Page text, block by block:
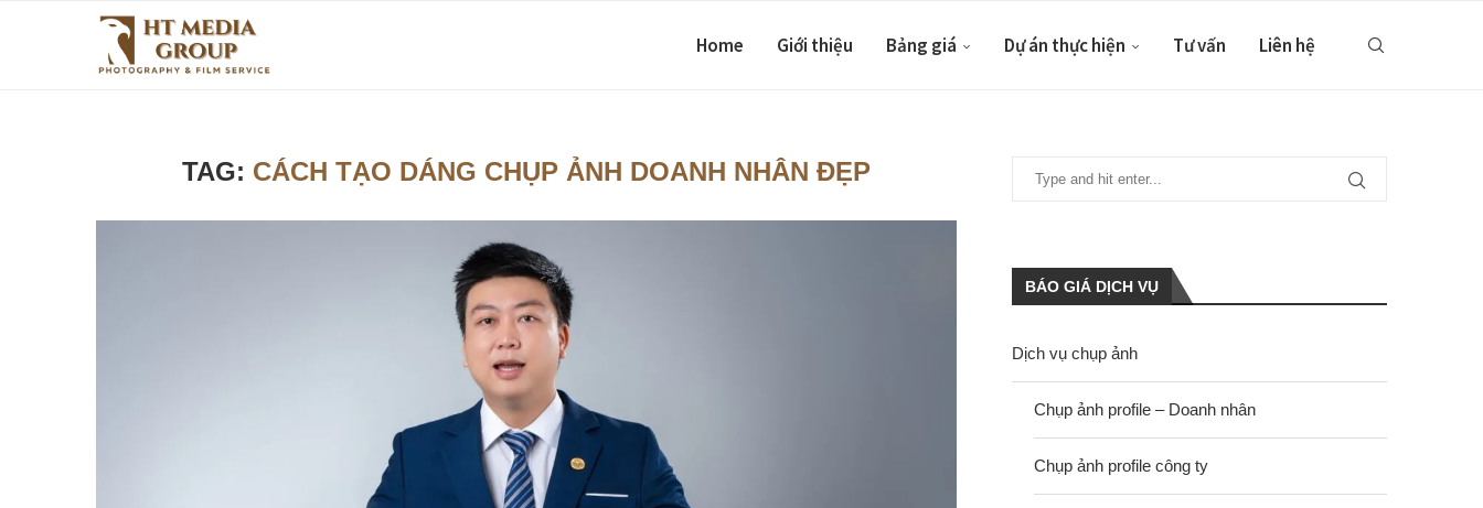
Home Giới thiệu Bảng giá Dự án thực hiện Tư vấn Liên hệ
TAG: CÁCH TẠO DÁNG CHỤP ẢNH DOANH NHÂN ĐẸP
BÁO GIÁ DỊCH VỤ
Dịch vụ chụp ảnh
Chụp ảnh profile – Doanh nhân
Chụp ảnh profile công ty